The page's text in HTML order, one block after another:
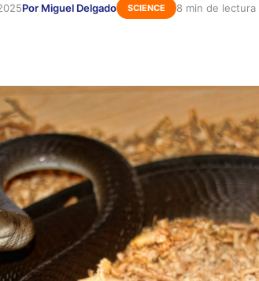
Por Miguel Delgado SCIENCE 8 min de lectura